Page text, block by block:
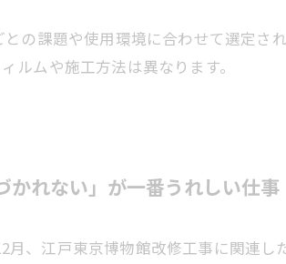
の課題や使用環境に合わせて選定され
ルムや施工方法は異なります。
かれない」が一番うれしい仕事
月、江戸東京博物館改修工事に関連し